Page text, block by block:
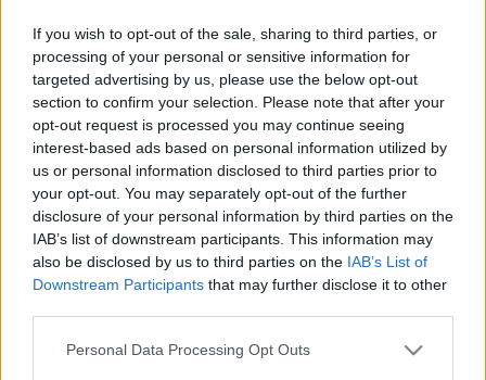
If you wish to opt-out of the sale, sharing to third parties, or
processing of your personal or sensitive information for
targeted advertising by us, please use the below opt-out
section to confirm your selection. Please note that after your
opt-out request is processed you may continue seeing
interest-based ads based on personal information utilized by
us or personal information disclosed to third parties prior to
your opt-out. You may separately opt-out of the further
disclosure of your personal information by third parties on the
IAB’s list of downstream participants. This information may
also be disclosed by us to third parties on the IAB’s List of
Downstream Participants that may further disclose it to other
Please note that this website/app uses one or more Google
Personal Data Processing Opt Outs
Mosonmagyaróváron, a Flesch Központban, az ünnepélyes
megnyitó, az elő-, közép- és a döntő versenyprogram és a
gálaműsor egyaránt ingyenesen látogathatók, de ez utóbbi
regisztrációhoz kötött. Június 4-én ünnepélyes megnyitóval
veszi kezdetét a verseny: a nyitókoncerten Haydn, Mozart
és Britten művei csendülnek fel a Győri Egyetemi Zenekar
tolmácsolásában, Julia Turnovsky közreműködésével,
Ménesi Gergely vezényletével.
Az elődöntő programja június 7-ig tart. Június 8-án a
középdöntősöket hallgathatja meg a közönség. Június 9-e